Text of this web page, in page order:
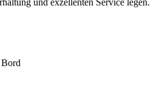
und exzellenten Service legen.
Bord